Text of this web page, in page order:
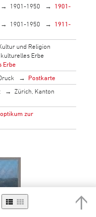
1901-1950
1901-
1901-1950
1911-
und Religion
kulturelles Erbe
Erbe
Postkarte
Zürich, Kanton
zur